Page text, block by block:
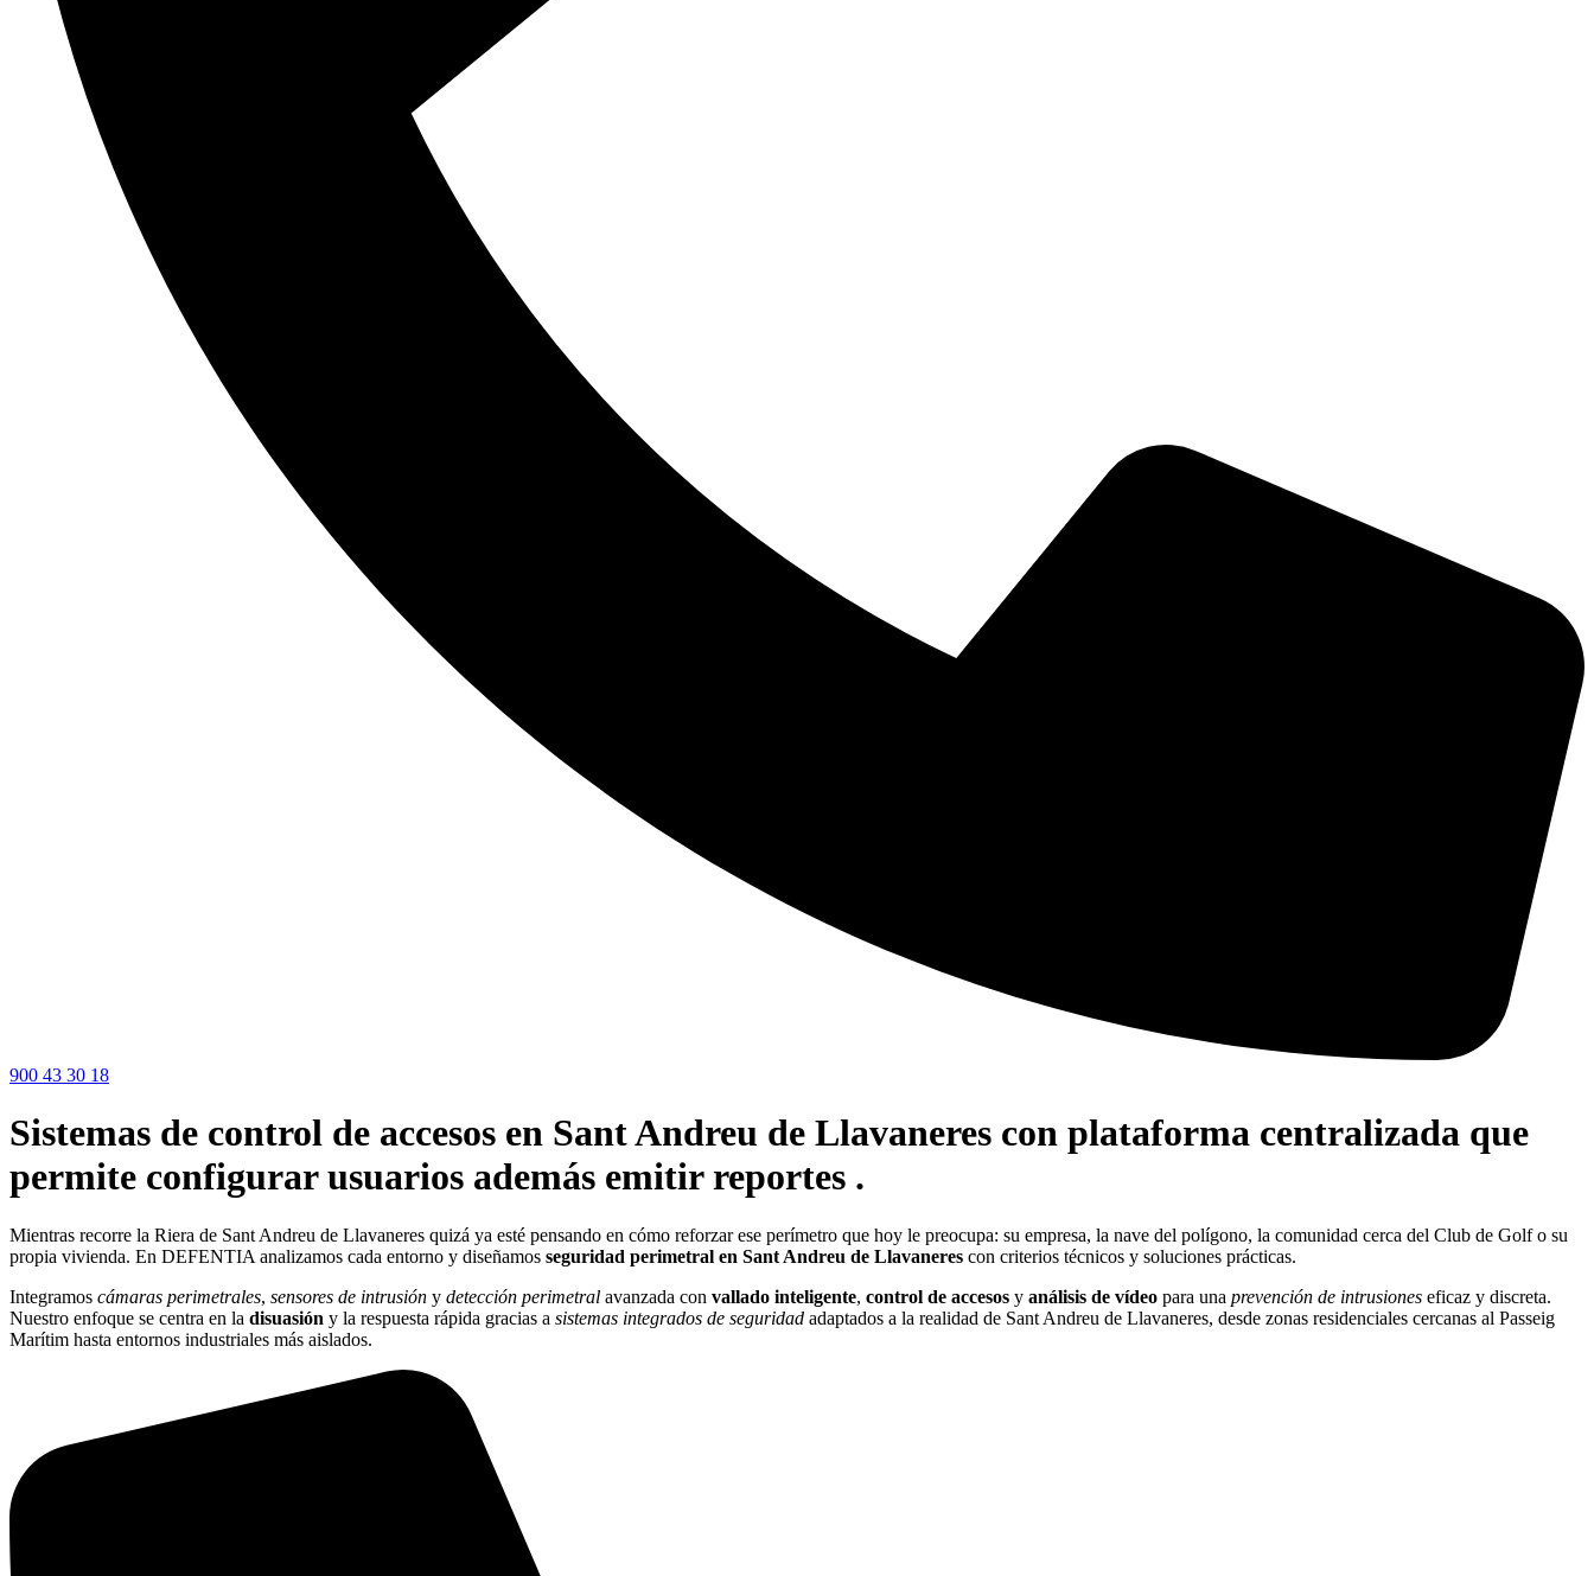
900 43 30 18
Sistemas de control de accesos en Sant Andreu de Llavaneres con plataforma centralizada que
permite configurar usuarios además emitir reportes .
Mientras recorre la Riera de Sant Andreu de Llavaneres quizá ya esté pensando en cómo reforzar ese perímetro que hoy le preocupa: su empresa, la nave del polígono, la comunidad cerca del Club de Golf o su
propia vivienda. En DEFENTIA analizamos cada entorno y diseñamos seguridad perimetral en Sant Andreu de Llavaneres con criterios técnicos y soluciones prácticas.
Integramos cámaras perimetrales, sensores de intrusión y detección perimetral avanzada con vallado inteligente, control de accesos y análisis de vídeo para una prevención de intrusiones eficaz y discreta.
Nuestro enfoque se centra en la disuasión y la respuesta rápida gracias a sistemas integrados de seguridad adaptados a la realidad de Sant Andreu de Llavaneres, desde zonas residenciales cercanas al Passeig
Marítim hasta entornos industriales más aislados.